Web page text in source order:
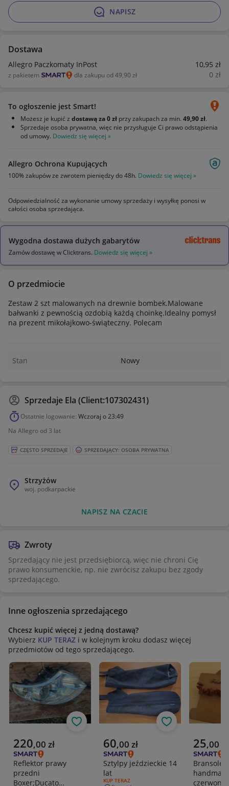
NAPISZ
Dostawa
Allegro Paczkomaty InPost 10,95 zł
z pakietem dla zakupu od 49,90 zł 0 zł
To ogłoszenie jest Smart!
Możesz je kupić z dostawą za 0 zł przy zakupach za min. 49,90 zł.
Sprzedaje osoba prywatna, więc nie przysługuje Ci prawo odstąpienia
od umowy. Dowiedz się więcej »
Allegro Ochrona Kupujących
100% zakupów ze zwrotem pieniędzy do 48h. Dowiedz się więcej »
Odpowiedzialność za wykonanie umowy sprzedaży i wysyłkę ponosi w
całości osoba sprzedająca.
Wygodna dostawa dużych gabarytów
Zamów dostawę w Clicktrans. Dowiedz się więcej »
O przedmiocie
Zestaw 2 szt malowanych na drewnie bombek.Malowane
bałwanki z pewnością ozdobią każdą choinkę.Idealny pomysł
na prezent mikołajkowo-świąteczny. Polecam
Stan Nowy
Sprzedaje Ela (Client:107302431)
Ostatnie logowanie: Wczoraj o 23:49
Na Allegro od 3 lat
CZĘSTO SPRZEDAJE SPRZEDAJĄCY: OSOBA PRYWATNA
Strzyżów
woj. podkarpackie
NAPISZ NA CZACIE
Zwroty
Sprzedający nie jest przedsiębiorcą, więc nie chroni Cię
prawo konsumenckie, np. nie zwrócisz zakupu bez zgody
sprzedającego.
Inne ogłoszenia sprzedającego
Chcesz kupić więcej z jedną dostawą?
Wybierz KUP TERAZ i w kolejnym kroku dodasz więcej
przedmiotów od tego sprzedającego.
Aktualna cena
220,00 zł
Reflektor prawy
przedni
Boxer;Ducato
Obserwuj
Aktualna cena
60,00 zł
Sztylpy jeździeckie 14
lat
RODZAJ OFERTY:
KUP TERAZ
Obserwuj
Aktualna
25,00
czerwony